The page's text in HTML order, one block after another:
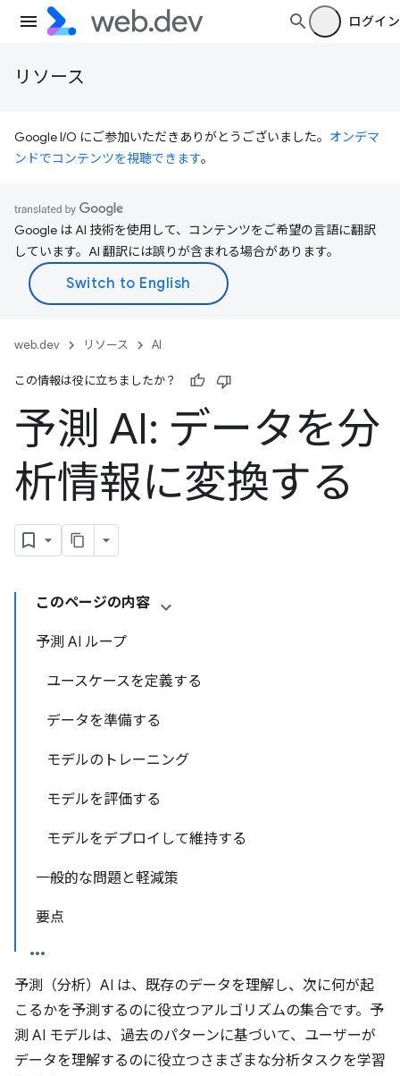
ログイン
リソース
Google I/O にご参加いただきありがとうございました。 オンデマ
ンドでコンテンツを視聴できます。
Google は AI 技術を使用して、コンテンツをご希望の言語に翻訳
しています。AI 翻訳には誤りが含まれる場合があります。
web.dev リソース AI
この情報は役に立ちましたか？
予測 AI: データを分
析情報に変換する
このページの内容
予測 AI ループ
ユースケースを定義する
データを準備する
モデルのトレーニング
モデルを評価する
モデルをデプロイして維持する
一般的な問題と軽減策
要点
予測（分析）AI は、既存のデータを理解し、次に何が起
こるかを予測するのに役立つアルゴリズムの集合です。予
測 AI モデルは、過去のパターンに基づいて、ユーザーが
データを理解するのに役立つさまざまな分析タスクを学習